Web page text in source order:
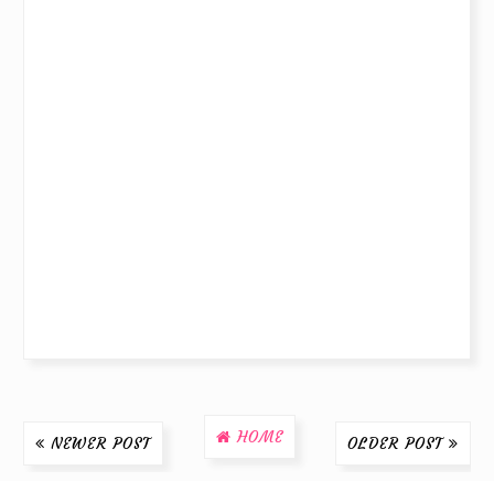
NEWER POST OLDER POST
HOME